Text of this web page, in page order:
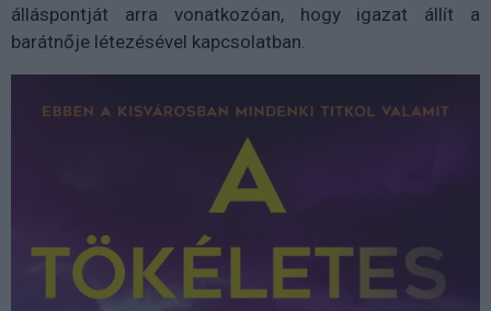
álláspontját arra vonatkozóan, hogy igazat állít a
barátnője létezésével kapcsolatban.